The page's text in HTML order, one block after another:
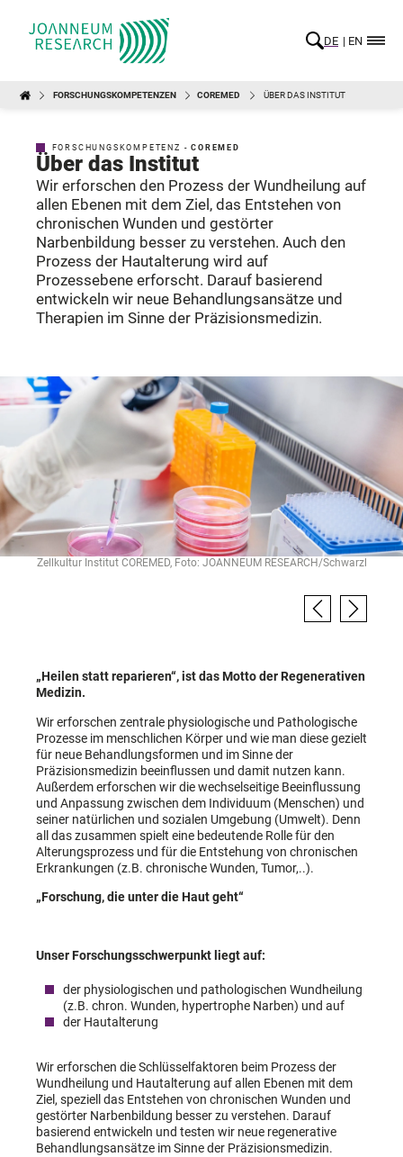
DE EN
FORSCHUNGSKOMPETENZEN COREMED ÜBER DAS INSTITUT
FORSCHUNGSKOMPETENZ -COREMED
Über das Institut
Wir erforschen den Prozess der Wundheilung auf
allen Ebenen mit dem Ziel, das Entstehen von
chronischen Wunden und gestörter
Narbenbildung besser zu verstehen. Auch den
Prozess der Hautalterung wird auf
Prozessebene erforscht. Darauf basierend
entwickeln wir neue Behandlungsansätze und
Therapien im Sinne der Präzisionsmedizin.
Zellkultur Institut COREMED, Foto: JOANNEUM RESEARCH/Schwarzl
„Heilen statt reparieren“, ist das Motto der Regenerativen
Medizin.
Wir erforschen zentrale physiologische und Pathologische
Prozesse im menschlichen Körper und wie man diese gezielt
für neue Behandlungsformen und im Sinne der
Präzisionsmedizin beeinflussen und damit nutzen kann.
Außerdem erforschen wir die wechselseitige Beeinflussung
und Anpassung zwischen dem Individuum (Menschen) und
seiner natürlichen und sozialen Umgebung (Umwelt). Denn
all das zusammen spielt eine bedeutende Rolle für den
Alterungsprozess und für die Entstehung von chronischen
Erkrankungen (z.B. chronische Wunden, Tumor,..).
„Forschung, die unter die Haut geht“
Unser Forschungsschwerpunkt liegt auf:
der physiologischen und pathologischen Wundheilung
(z.B. chron. Wunden, hypertrophe Narben) und auf
der Hautalterung
Wir erforschen die Schlüsselfaktoren beim Prozess der
Wundheilung und Hautalterung auf allen Ebenen mit dem
Ziel, speziell das Entstehen von chronischen Wunden und
gestörter Narbenbildung besser zu verstehen. Darauf
basierend entwickeln und testen wir neue regenerative
Behandlungsansätze im Sinne der Präzisionsmedizin.